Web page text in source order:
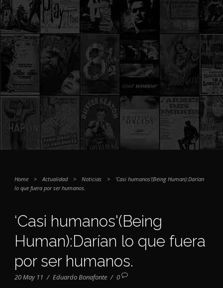
Home > Actualidad > Noticias >
‘Casi humanos'(Being Human):Darían
lo que fuera por ser humanos.
‘Casi humanos'(Being
Human):Darían lo que fuera
por ser humanos.
20 May 11 / Eduardo Bonafonte / 0